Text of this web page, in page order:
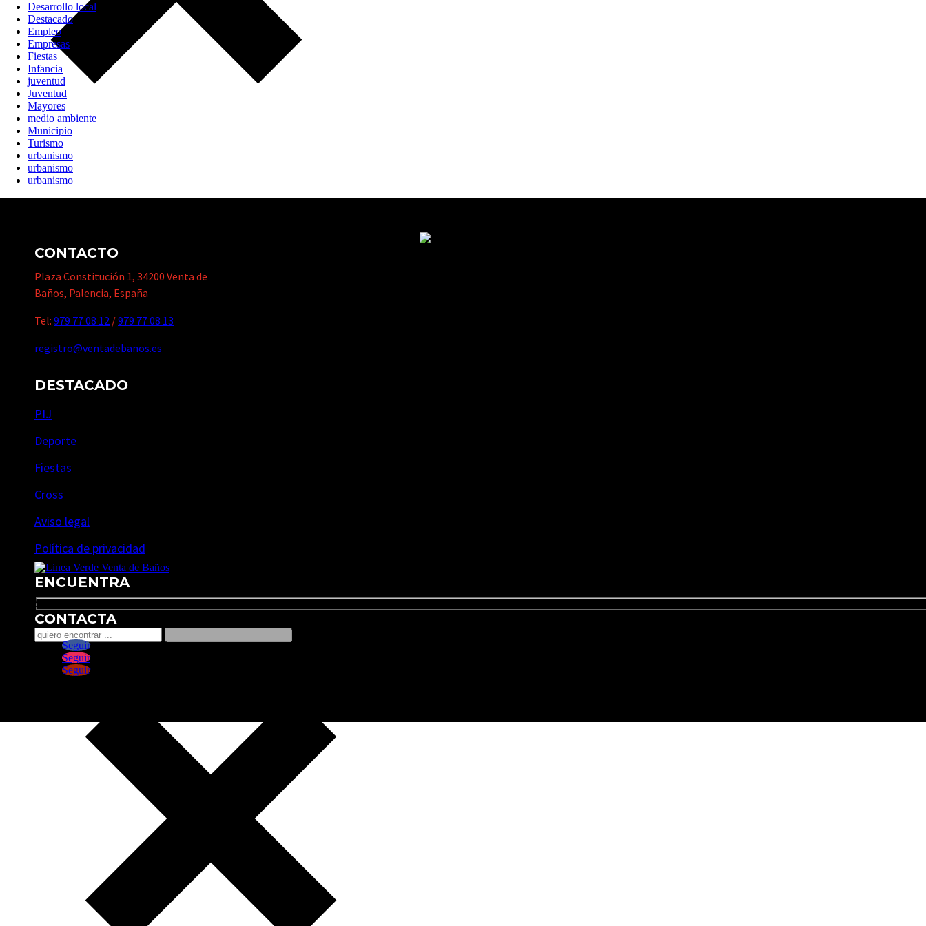
Desarrollo local
Destacado
Empleo
Empresas
Fiestas
Infancia
juventud
Juventud
Mayores
medio ambiente
Municipio
Turismo
urbanismo
urbanismo
urbanismo
CONTACTO
Plaza Constitución 1, 34200 Venta de
Baños, Palencia, España
Tel: 979 77 08 12 /979 77 08 13
registro@ventadebanos.es
DESTACADO
PIJ
Deporte
Fiestas
Cross
Aviso legal
Política de privacidad
ENCUENTRA
Search
CONTACTA
Seguir
Seguir
Seguir